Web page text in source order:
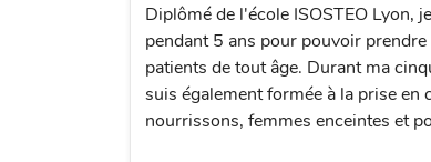
Diplômé de l'école ISOSTEO Lyon,
pendant 5 ans pour pouvoir prendre
patients de tout âge. Durant ma
suis également formée à la prise en
nourrissons, femmes enceintes et